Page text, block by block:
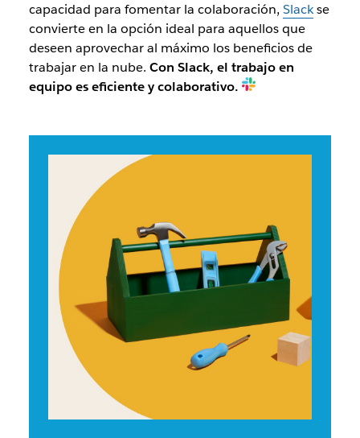
capacidad para fomentar la colaboración, Slackse
convierte en la opción ideal para aquellos que
deseen aprovechar al máximo los beneficios de
trabajar en la nube. Con Slack, el trabajo en
equipo es eficiente y colaborativo.